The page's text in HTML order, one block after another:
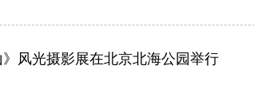
风光摄影展在北京北海公园举行